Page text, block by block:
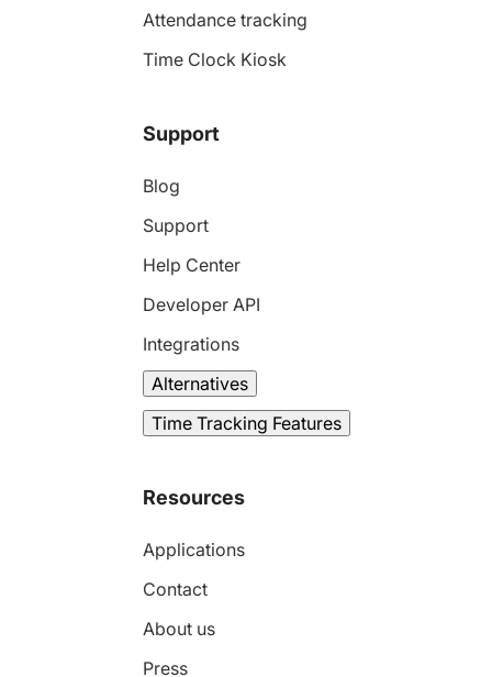
Attendance tracking
Time Clock Kiosk
Support
Blog
Support
Help Center
Developer API
Integrations
Alternatives
Time Tracking Features
Resources
Applications
Contact
About us
Press